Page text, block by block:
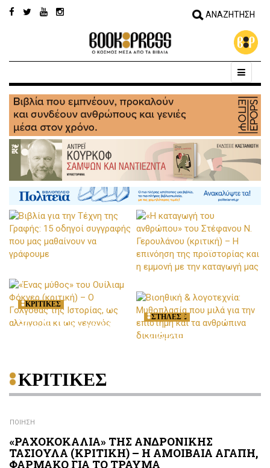
ΣΤΗΛΕΣ
Βιβλία για την Τέχνη της
Γραφής: 15 οδηγοί συγγραφής
ΚΡΙΤΙΚΕΣ
«Ένας μύθος» του Ουίλιαμ
Φόκνερ (κριτική) – Ο Γολγοθάς
ΚΡΙΤΙΚΕΣ
«Η καταγωγή του ανθρώπου»
του Στέφανου Ν. Γερουλάνου
ΣΤΗΛΕΣ
Βιοηθική & λογοτεχνία:
Μυθοπλασία που μιλά για την
ΚΡΙΤΙΚΕΣ
ΠΟΙΗΣΗ
«ΡΑΧΟΚΟΚΑΛΙΑ» ΤΗΣ ΑΝΔΡΟΝΙΚΗΣ
ΤΑΣΙΟΥΛΑ (ΚΡΙΤΙΚΗ) – Η ΑΜΟΙΒΑΙΑ ΑΓΑΠΗ,
ΦΑΡΜΑΚΟ ΓΙΑ ΤΟ ΤΡΑΥΜΑ